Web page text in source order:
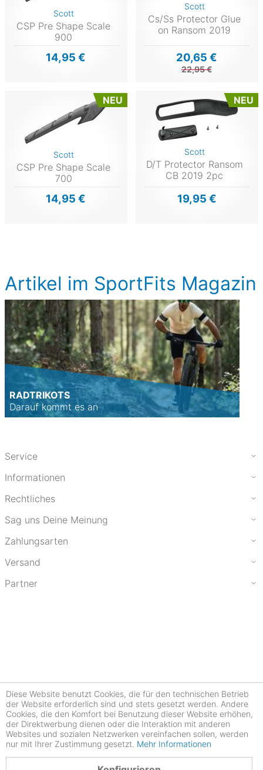
Scott
CSP Pre Shape Scale
900
14,95 €
Scott
Cs/Ss Protector Glue
on Ransom 2019
20,65 €
22,95 €
NEU
Scott
CSP Pre Shape Scale
700
14,95 €
NEU
Scott
D/T Protector Ransom
CB 2019 2pc
19,95 €
Artikel im SportFits Magazin
RADTRIKOTS
Darauf kommt es an
Service
Informationen
Rechtliches
Sag uns Deine Meinung
Zahlungsarten
Versand
Partner
Diese Website benutzt Cookies, die für den technischen Betrieb
der Website erforderlich sind und stets gesetzt werden. Andere
Cookies, die den Komfort bei Benutzung dieser Website erhöhen,
der Direktwerbung dienen oder die Interaktion mit anderen
Websites und sozialen Netzwerken vereinfachen sollen, werden
nur mit Ihrer Zustimmung gesetzt. Mehr Informationen